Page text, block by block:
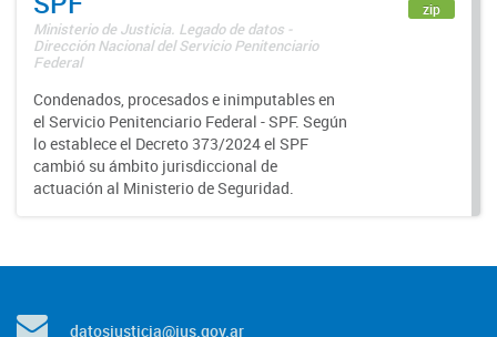
Ministerio de Justicia. Legado de datos -
Dirección Nacional del Servicio Penitenciario
Federal
Condenados, procesados e inimputables en
el Servicio Penitenciario Federal - SPF. Según
lo establece el Decreto 373/2024 el SPF
cambió su ámbito jurisdiccional de
actuación al Ministerio de Seguridad.
zip
datosjusticia@jus.gov.ar